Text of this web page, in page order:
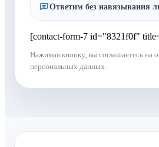
Ответим без навязывания
[contact-form-7 id="8321f0f"
Нажимая кнопку, вы соглашаетесь на
персональных данных.